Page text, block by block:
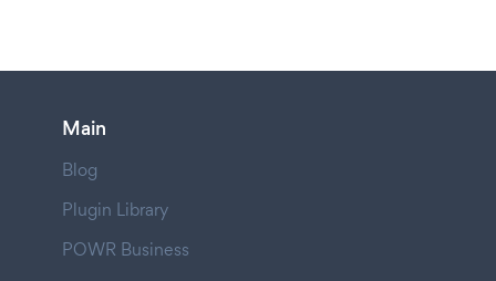
Main
Blog
Plugin Library
POWR Business